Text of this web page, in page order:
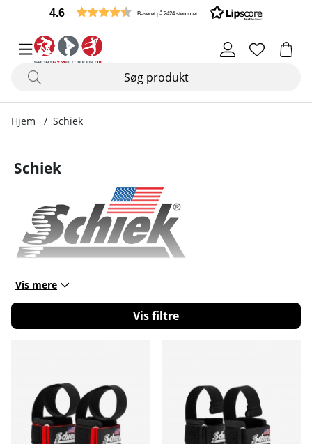
4.6 Baseret på 2424 stemmer
Hjem Schiek
Schiek
Vis mere
Filtrér